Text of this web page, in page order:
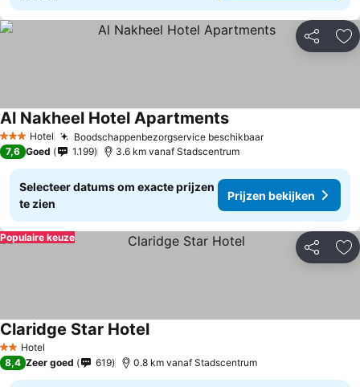
Delen
3 SterrenHotel Boodschappenbezorgservice beschikbaar
Al Nakheel Hotel Apartments
7,6 Goed 1.199 3.6 km vanaf Stadscentrum
Selecteer datums om exacte prijzen
te zien
Prijzen bekijken
Delen
Populaire keuze
2 Sterren
Hotel
Claridge Star Hotel
8,4 Zeer goed 619 0.8 km vanaf Stadscentrum